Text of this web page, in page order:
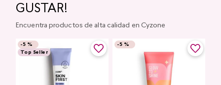
GUSTAR!
Encuentra productos de alta calidad en Cyzone
-5 %
Top Seller
-5 %